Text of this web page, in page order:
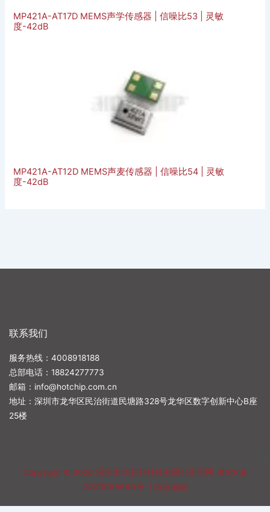
MP421A-AT17D MEMS声学传感器 | 信噪比53 | 灵敏
度-42dB
MP421A-AT12D MEMS声麦传感器 | 信噪比54 | 灵敏
度-42dB
联系我们
服务热线：4008918188
总部电话： 18824277773
邮箱： info@hotchip.com.cn
地址：深圳市龙华区民治街道民塘路328号龙华区数字创新中心B座
25楼
Copyright © 2026 深圳市华芯邦科技有限公司官网 粤ICP备
2023095960号| 网站地图